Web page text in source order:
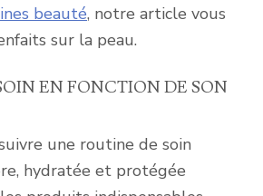
beauté, notre article vous
sur la peau.
EN FONCTION DE SON
une routine de soin
hydratée et protégée